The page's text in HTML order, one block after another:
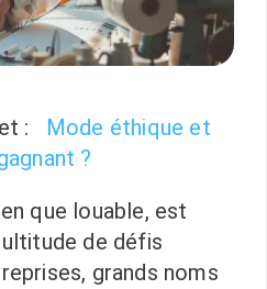
:
Mode éthique et
?
que louable, est
de défis
grands noms